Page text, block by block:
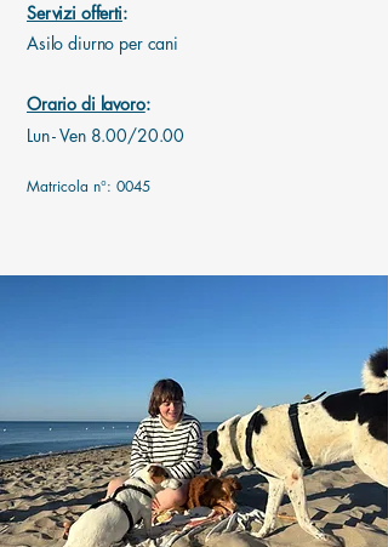
Servizi offerti:
Asilo diurno per cani
Orario di lavoro:
Lun - Ven 8.00/20.00
Matricola n°: 0045